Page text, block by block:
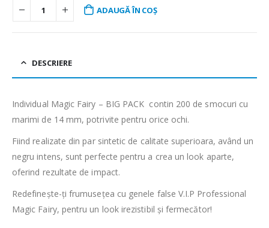
ADAUGĂ ÎN COȘ
DESCRIERE
Individual Magic Fairy – BIG PACK contin 200 de smocuri cu
marimi de 14 mm, potrivite pentru orice ochi.
Fiind realizate din par sintetic de calitate superioara, având un
negru intens, sunt perfecte pentru a crea un look aparte,
oferind rezultate de impact.
Redefinește-ți frumusețea cu genele false V.I.P Professional
Magic Fairy, pentru un look irezistibil și fermecător!